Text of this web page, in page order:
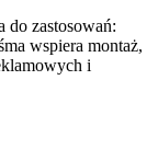
do zastosowań:
wspiera montaż,
i